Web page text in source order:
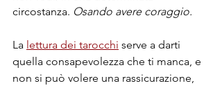
circostanza. Osando avere coraggio.
La lettura dei tarocchi serve a darti
quella consapevolezza che ti manca, e
non si può volere una rassicurazione,